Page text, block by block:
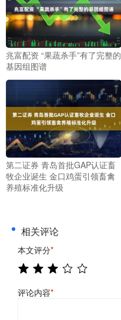
兆富配资 “果蔬杀手”有了完整的
基因组图谱
第二证券 青岛首批GAP认证畜
牧企业诞生 金口鸡蛋引领畜禽
养殖标准化升级
相关评论
本文评分*
评论内容*